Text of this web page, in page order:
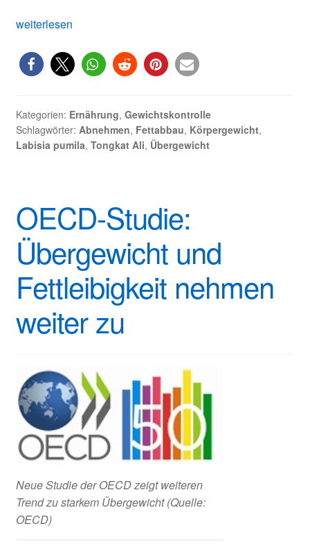
Endlich
Erfolgreich,
nachhaltig
dauerhaft!
weiterlesen
Kategorien: Ernährung, Gewichtskontrolle
Schlagwörter: Abnehmen, Fettabbau, Körpergewicht,
Labisia pumila, Tongkat Ali, Übergewicht
OECD-Studie:
Übergewicht und
Fettleibigkeit nehmen
weiter zu
Neue Studie der OECD zeigt weiteren
Trend zu starkem Übergewicht (Quelle:
OECD)